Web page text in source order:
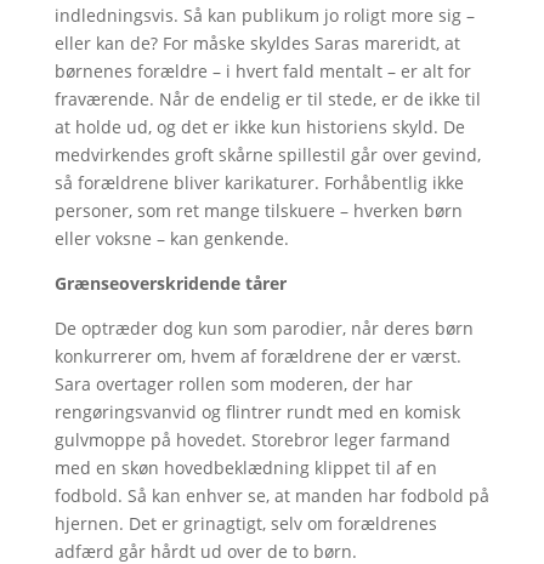
indledningsvis. Så kan publikum jo roligt more sig –
eller kan de? For måske skyldes Saras mareridt, at
børnenes forældre – i hvert fald mentalt – er alt for
fraværende. Når de endelig er til stede, er de ikke til
at holde ud, og det er ikke kun historiens skyld. De
medvirkendes groft skårne spillestil går over gevind,
så forældrene bliver karikaturer. Forhåbentlig ikke
personer, som ret mange tilskuere – hverken børn
eller voksne – kan genkende.
Grænseoverskridende tårer
De optræder dog kun som parodier, når deres børn
konkurrerer om, hvem af forældrene der er værst.
Sara overtager rollen som moderen, der har
rengøringsvanvid og flintrer rundt med en komisk
gulvmoppe på hovedet. Storebror leger farmand
med en skøn hovedbeklædning klippet til af en
fodbold. Så kan enhver se, at manden har fodbold på
hjernen. Det er grinagtigt, selv om forældrenes
adfærd går hårdt ud over de to børn.